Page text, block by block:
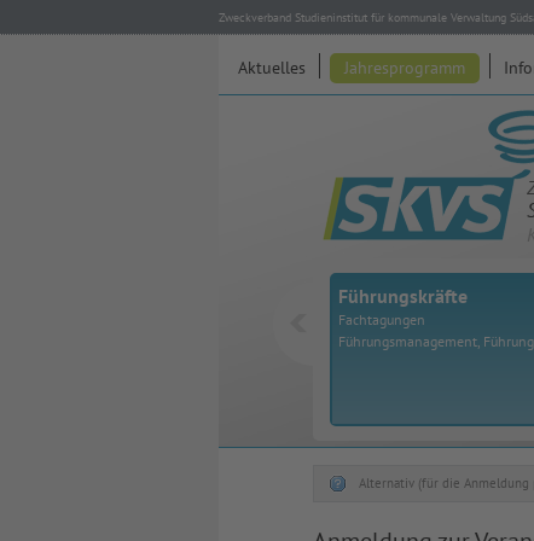
Zweckverband Studieninstitut für kommunale Verwaltung
Aktuelles Jahresprogramm
Führungskräfte
Fachtagungen
Führungsmanagement,
Alternativ (für die Anmeldung